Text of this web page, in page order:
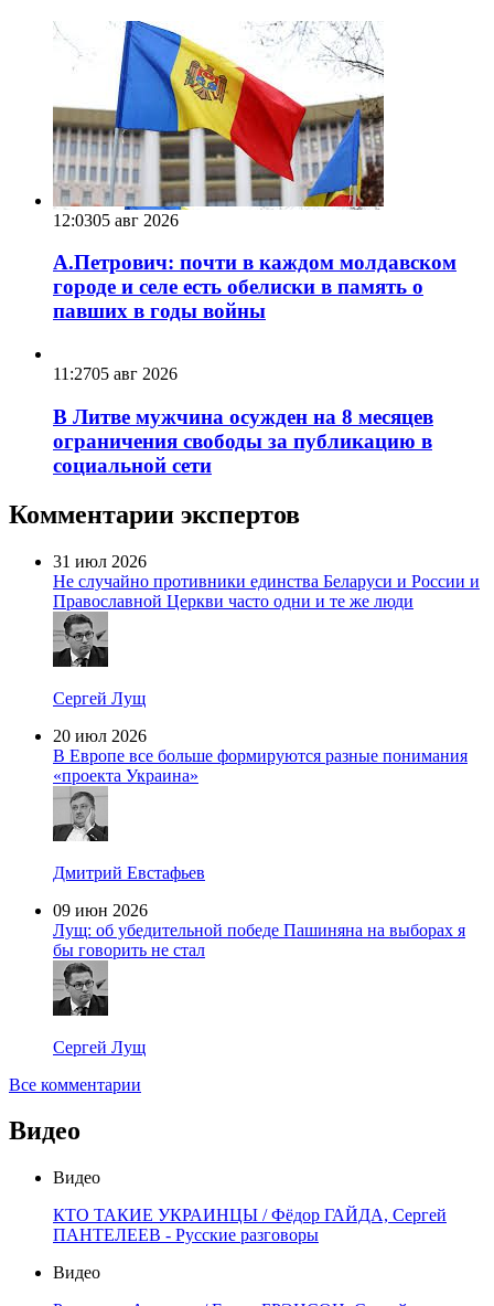
12:0305 авг 2026
А.Петрович: почти в каждом молдавском
городе и селе есть обелиски в память о
павших в годы войны
11:2705 авг 2026
В Литве мужчина осужден на 8 месяцев
ограничения свободы за публикацию в
социальной сети
Комментарии экспертов
31 июл 2026
Не случайно противники единства Беларуси и России и
Православной Церкви часто одни и те же люди
Сергей Лущ
20 июл 2026
В Европе все больше формируются разные понимания
«проекта Украина»
Дмитрий Евстафьев
09 июн 2026
Лущ: об убедительной победе Пашиняна на выборах я
бы говорить не стал
Сергей Лущ
Все комментарии
Видео
Видео
КТО ТАКИЕ УКРАИНЦЫ / Фёдор ГАЙДА, Сергей
ПАНТЕЛЕЕВ - Русские разговоры
Видео